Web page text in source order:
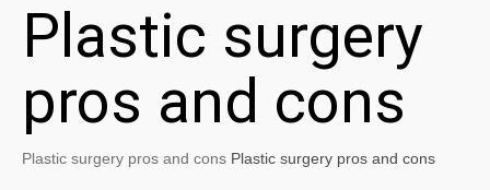
Plastic surgery
pros and cons
Plastic surgery pros and cons Plastic surgery pros and cons